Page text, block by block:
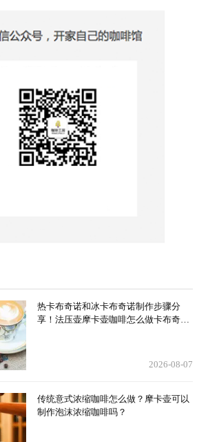
热卡布奇诺和冰卡布奇诺制作步骤分
享！法压壶摩卡壶咖啡怎么做卡布奇诺
2026-08-07
传统意式浓缩咖啡怎么做？摩卡壶可以
制作泡沫浓缩咖啡吗？